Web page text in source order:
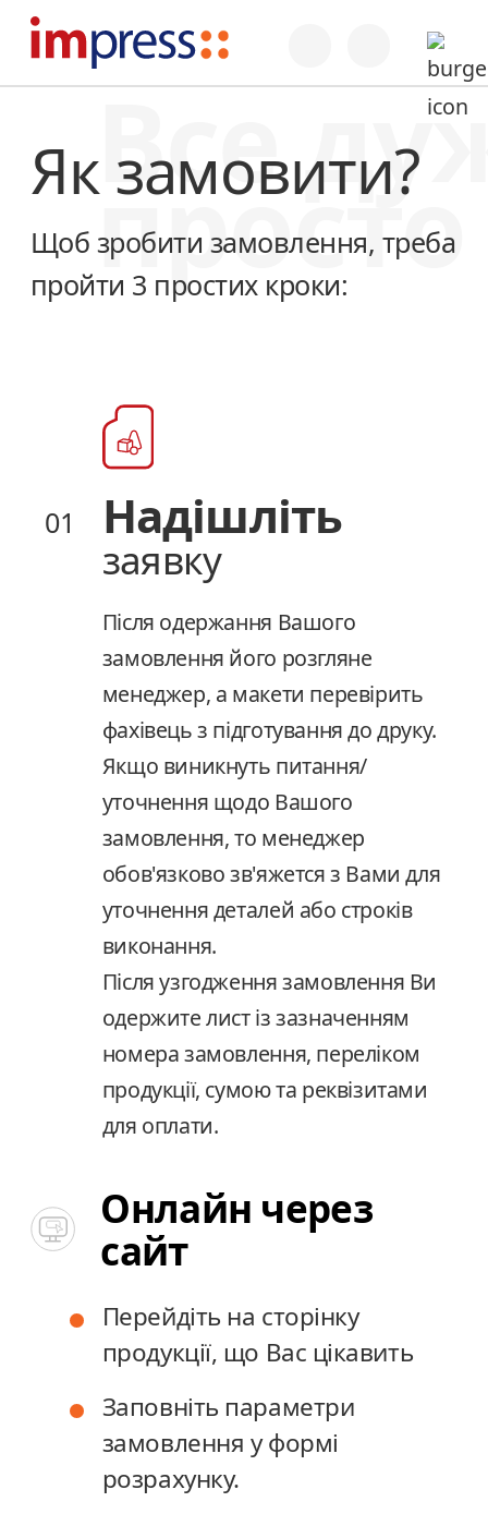
Все
просто
Як замовити?
Щоб зробити замовлення, треба
пройти 3 простих кроки:
Надішліть
заявку
01
Після одержання Вашого
замовлення його розгляне
менеджер, а макети перевірить
фахівець з підготування до друку.
Якщо виникнуть питання/
уточнення щодо Вашого
замовлення, то менеджер
обов'язково зв'яжется з Вами для
уточнення деталей або строків
виконання.
Після узгодження замовлення Ви
одержите лист із зазначенням
номера замовлення, переліком
продукції, сумою та реквізитами
для оплати.
Онлайн через
сайт
Перейдіть на сторінку
продукції, що Вас цікавить
Заповніть параметри
замовлення у формі
розрахунку.
Надішліть
заявку
01
Після одержання Вашого
замовлення його розгляне
менеджер, а макети перевірить
фахівець з підготування до друку.
Якщо виникнуть питання/
уточнення щодо Вашого
замовлення, то менеджер
обов'язково зв'яжется з Вами для
уточнення деталей або строків
виконання.
Після узгодження замовлення Ви
одержите лист із зазначенням
номера замовлення, переліком
продукції, сумою та реквізитами
для оплати.
Онлайн через
сайт
Перейдіть на сторінку
продукції, що Вас цікавить
Заповніть параметри
замовлення у формі
розрахунку.